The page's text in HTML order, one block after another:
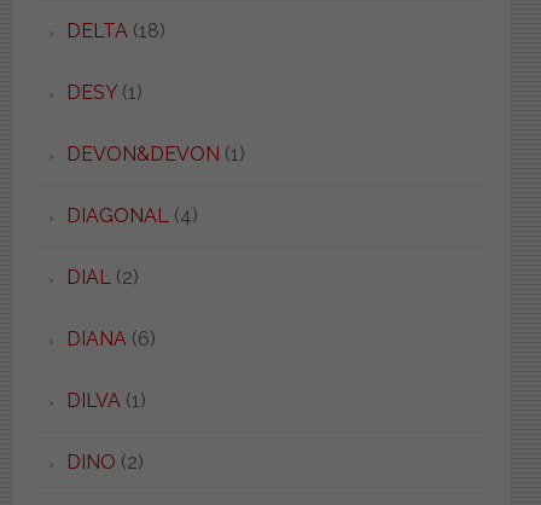
DELTA(18)
DESY(1)
DEVON&DEVON (1)
DIAGONAL(4)
DIAL(2)
DIANA(6)
DILVA(1)
DINO (2)